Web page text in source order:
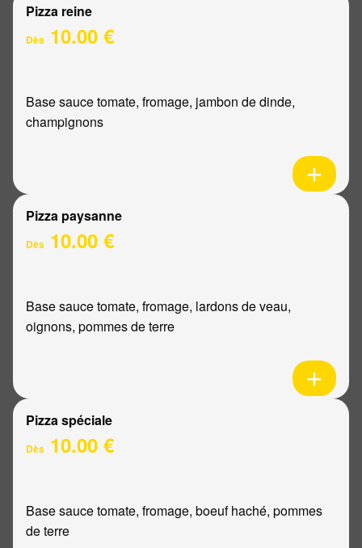
Pizza reine
Dès 10.00 €
Base sauce tomate, fromage, jambon de dinde,
champignons
Pizza paysanne
Dès 10.00 €
Base sauce tomate, fromage, lardons de veau,
oignons, pommes de terre
Pizza spéciale
Dès 10.00 €
Base sauce tomate, fromage, boeuf haché, pommes
de terre